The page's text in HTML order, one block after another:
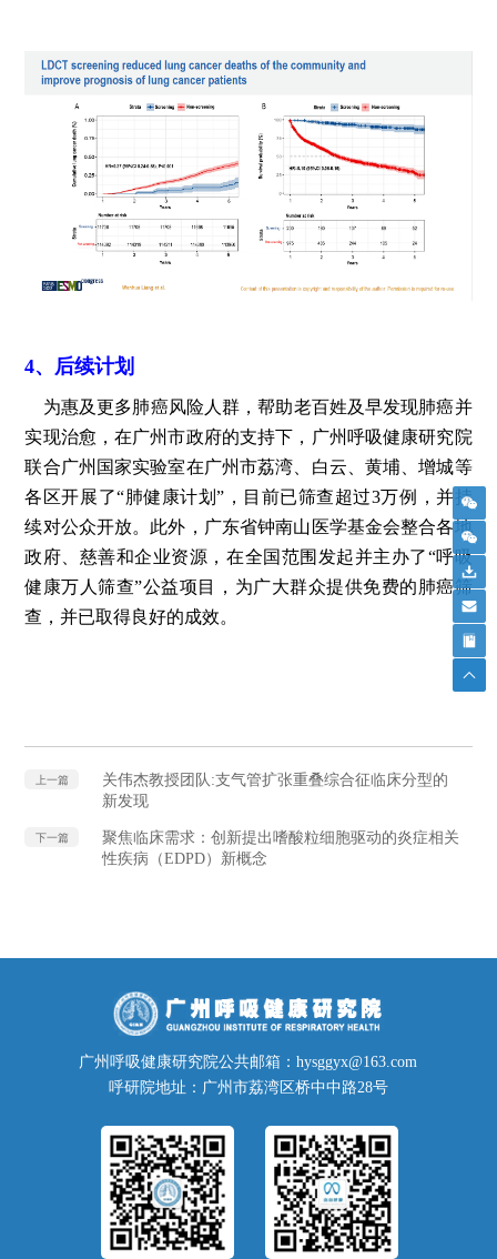
4、后续计划
为惠及更多肺癌风险人群，帮助老百姓及早发现肺癌并
实现治愈，在广州市政府的支持下，广州呼吸健康研究院
联合广州国家实验室在广州市荔湾、白云、黄埔、增城等
各区开展了“肺健康计划”，目前已筛查超过3万例，并持
续对公众开放。此外，广东省钟南山医学基金会整合各地
政府、慈善和企业资源，在全国范围发起并主办了“呼吸
健康万人筛查”公益项目，为广大群众提供免费的肺癌筛
查，并已取得良好的成效。
上一篇
关伟杰教授团队:支气管扩张重叠综合征临床分型的
新发现
下一篇
聚焦临床需求：创新提出嗜酸粒细胞驱动的炎症相关
性疾病（EDPD）新概念
广州呼吸健康研究院公共邮箱：hysggyx@163.com
呼研院地址：广州市荔湾区桥中中路28号